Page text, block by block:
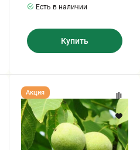
Есть в наличии
Купить
Грецкий
Орех
"ДЕСЕРТНЫЙ"
Акция